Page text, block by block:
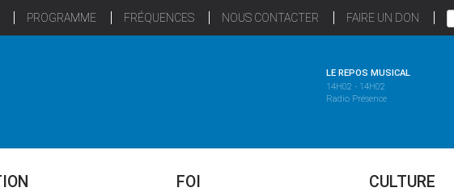
PROGRAMME FRÉQUENCES NOUS CONTACTER FAIRE UN DON
LE REPOS MUSICAL
14H02 - 14H02
Radio Présence
FOI CULTURE